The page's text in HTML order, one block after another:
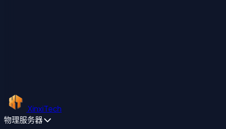
XinxiTech
物理服务器